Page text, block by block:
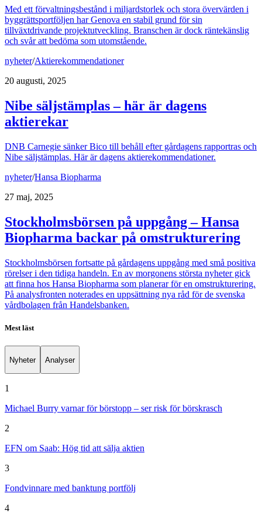
Med ett förvaltningsbestånd i miljardstorlek och stora övervärden i
byggrättsportföljen har Genova en stabil grund för sin
tillväxtdrivande projektutveckling. Branschen är dock räntekänslig
och svår att bedöma som utomstående.
nyheter/Aktierekommendationer
20 augusti, 2025
Nibe säljstämplas – här är dagens
aktierekar
DNB Carnegie sänker Bico till behåll efter gårdagens rapportras och
Nibe säljstämplas. Här är dagens aktierekommendationer.
nyheter/Hansa Biopharma
27 maj, 2025
Stockholmsbörsen på uppgång – Hansa
Biopharma backar på omstrukturering
Stockholmsbörsen fortsatte på gårdagens uppgång med små positiva
rörelser i den tidiga handeln. En av morgonens största nyheter gick
att finna hos Hansa Biopharma som planerar för en omstrukturering.
På analysfronten noterades en uppsättning nya råd för de svenska
vårdbolagen från Handelsbanken.
Mest läst
Nyheter Analyser
1
Michael Burry varnar för börstopp – ser risk för börskrasch
2
EFN om Saab: Hög tid att sälja aktien
3
Fondvinnare med banktung portfölj
4